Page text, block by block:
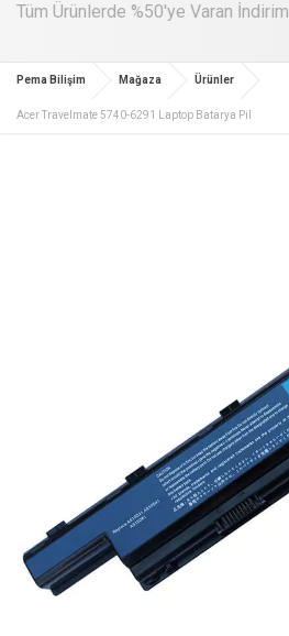
Tüm Ürünlerde %50'ye Varan İndirim
Pema Bilişim Mağaza Ürünler
Acer Travelmate 5740-6291 Laptop Batarya Pil